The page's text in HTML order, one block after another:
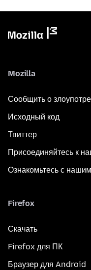
Mozilla
Сообщить о
Исходный код
Твиттер
Присоединяйтесь к
Ознакомьтесь с
Firefox
Скачать
Firefox для ПК
Браузер для Android